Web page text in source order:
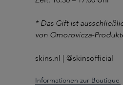
* Das Gift ist
von Omorovicza-
skins.nl | @skinsofficial
Informationen zur Boutique